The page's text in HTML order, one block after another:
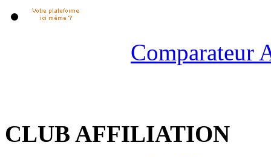
Comparateur
CLUB AFFILIATION